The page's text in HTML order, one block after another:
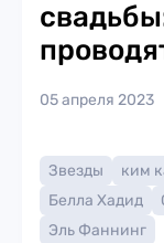
05 апреля 2023
Звезды ким
Белла Хадид
Эль Фаннинг